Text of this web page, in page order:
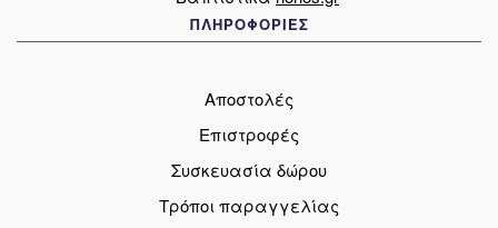
ΠΛΗΡΟΦΟΡΙΕΣ
Αποστολές
Επιστροφές
Συσκευασία δώρου
Τρόποι παραγγελίας